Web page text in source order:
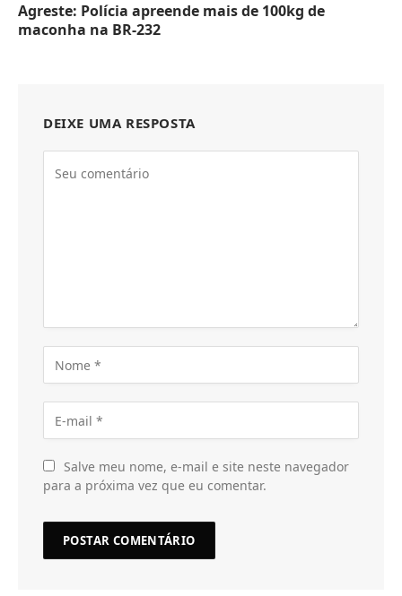
Agreste: Polícia apreende mais de 100kg de
maconha na BR-232
DEIXE UMA RESPOSTA
Salve meu nome, e-mail e site neste navegador
para a próxima vez que eu comentar.